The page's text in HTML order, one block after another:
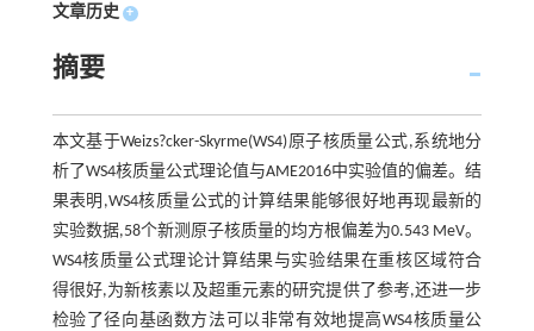
文章历史 +
摘要
本文基于Weizs?cker-Skyrme(WS4)原子核质量公式,系统地分
析了WS4核质量公式理论值与AME2016中实验值的偏差。结
果表明,WS4核质量公式的计算结果能够很好地再现最新的
实验数据,58个新测原子核质量的均方根偏差为0.543 MeV。
WS4核质量公式理论计算结果与实验结果在重核区域符合
得很好,为新核素以及超重元素的研究提供了参考,还进一步
检验了径向基函数方法可以非常有效地提高WS4核质量公